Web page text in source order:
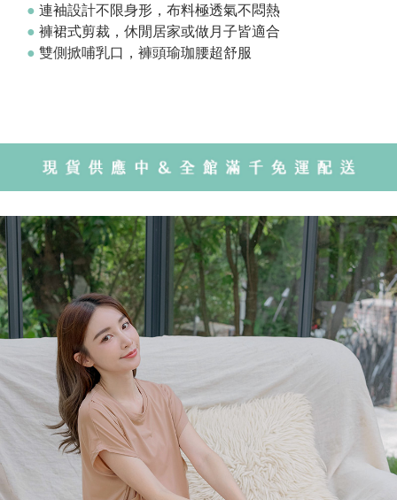
● 連袖設計不限身形，布料極透氣不悶熱
● 褲裙式剪裁 ，休閒居家或做月子皆適合
● 雙側掀哺乳口，褲頭瑜珈腰超舒服